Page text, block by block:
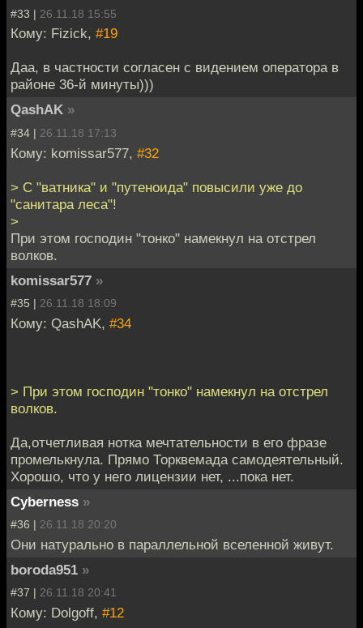
#33 | 26.11.18 15:55
Кому: Fizick, #19
Даа, в частности согласен с видением оператора в
районе 36-й минуты)))
QashAK »
#34 | 26.11.18 17:13
Кому: komissar577, #32
> С "ватника" и "путеноида" повысили уже до
"санитара леса"!
>
При этом господин "тонко" намекнул на отстрел
волков.
komissar577 »
#35 | 26.11.18 18:09
Кому: QashAK, #34
> При этом господин "тонко" намекнул на отстрел
волков.
Да,отчетливая нотка мечтательности в его фразе
промелькнула. Прямо Торквемада самодеятельный.
Хорошо, что у него лицензии нет, ...пока нет.
Cyberness »
#36 | 26.11.18 20:20
Они натурально в параллельной вселенной живут.
boroda951 »
#37 | 26.11.18 20:41
Кому: Dolgoff, #12